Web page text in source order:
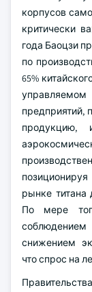
корпусов
критически
года Баоцзи
по
65%
предприятий,
продукцию,
рынке титана
По мере
соблюдением
снижением
что спрос на